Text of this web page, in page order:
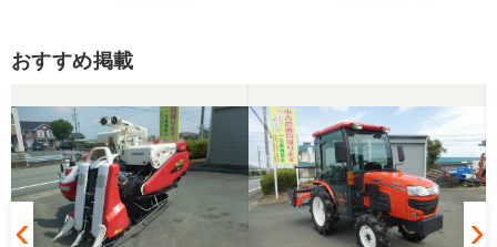
おすすめ掲載